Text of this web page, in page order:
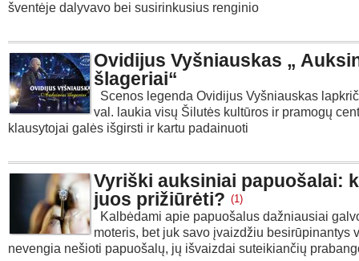
šventėje dalyvavo bei susirinkusius renginio
Ovidijus Vyšniauskas „
šlageriai“
Scenos legenda Ovidijus Vyšniauskas
val. laukia visų Šilutės kultūros ir pramogų
klausytojai galės išgirsti ir kartu padainuoti
Vyriški auksiniai papuošalai:
juos prižiūrėti? (1)
Kalbėdami apie papuošalus dažniausiai
moteris, bet juk savo įvaizdžiu besirūpinantys
nevengia nešioti papuošalų, jų išvaizdai suteikiančių